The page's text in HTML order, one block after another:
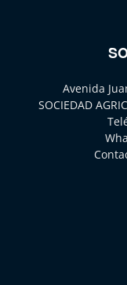
Avenida
SOCIEDAD